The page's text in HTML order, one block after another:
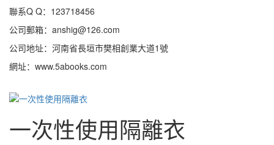
聯系Q Q：123718456
公司郵箱：anshig@126.com
公司地址：河南省長垣市樊相創業大道1號
網址：www.5abooks.com
一次性使用隔離衣